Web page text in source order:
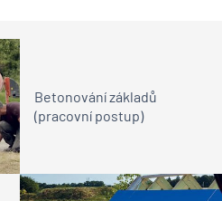
Betonování základů
(pracovní postup)